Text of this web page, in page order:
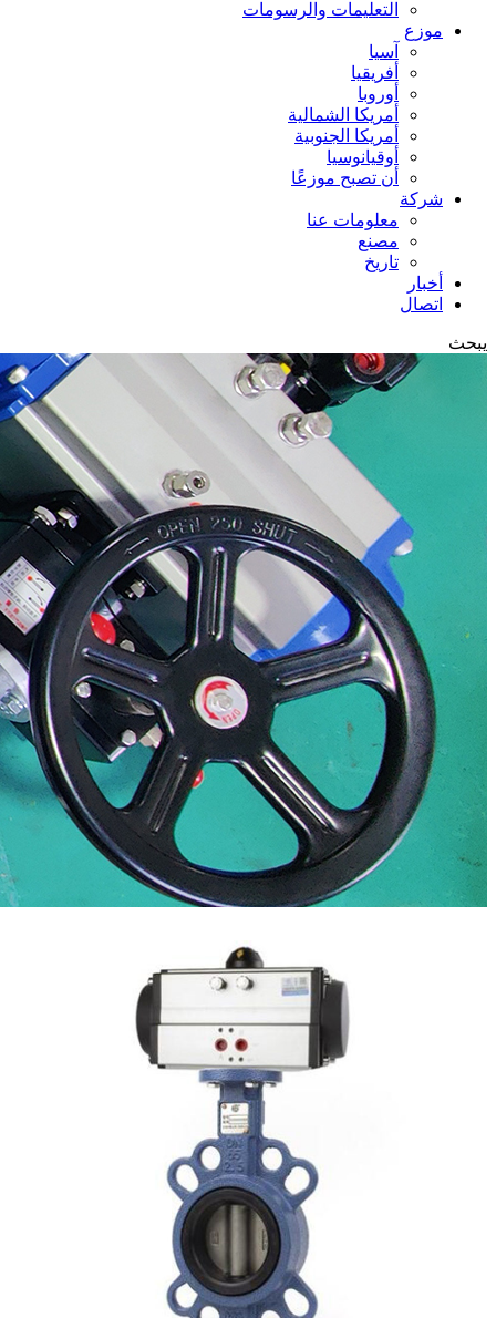
التعليمات والرسومات
موزع
آسيا
أفريقيا
أوروبا
أمريكا الشمالية
أمريكا الجنوبية
أوقيانوسيا
أن تصبح موزعًا
شركة
معلومات عنا
مصنع
تاريخ
أخبار
اتصال
يبحث